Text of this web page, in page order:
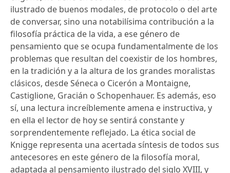
ilustrado de buenos modales, de protocolo o del arte
de conversar, sino una notabilísima contribución a la
filosofía práctica de la vida, a ese género de
pensamiento que se ocupa fundamentalmente de los
problemas que resultan del coexistir de los hombres,
en la tradición y a la altura de los grandes moralistas
clásicos, desde Séneca o Cicerón a Montaigne,
Castiglione, Gracián o Schopenhauer. Es además, eso
sí, una lectura increíblemente amena e instructiva, y
en ella el lector de hoy se sentirá constante y
sorprendentemente reflejado. La ética social de
Knigge representa una acertada síntesis de todos sus
antecesores en este género de la filosofía moral,
adaptada al pensamiento ilustrado del siglo XVIII, y